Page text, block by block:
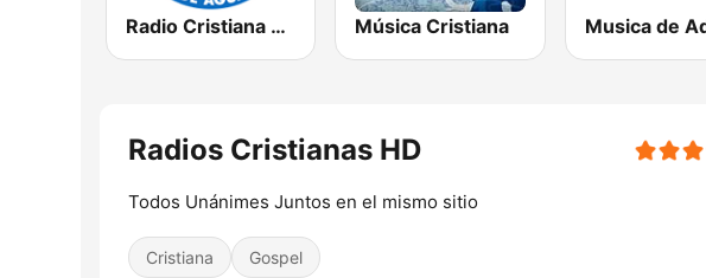
Radio Cristiana Rios de Agua Viva Música Cristiana
Radios Cristianas HD
Todos Unánimes Juntos en el mismo sitio
Cristiana Gospel